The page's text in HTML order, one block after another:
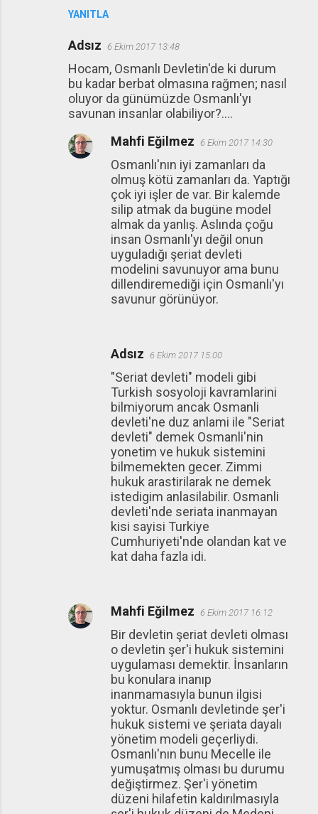
YANITLA
Adsız 6 Ekim 2017 13:48
Hocam, Osmanlı Devletin'de ki durum
bu kadar berbat olmasına rağmen; nasıl
oluyor da günümüzde Osmanlı'yı
savunan insanlar olabiliyor?....
Mahfi Eğilmez 6 Ekim 2017 14:30
Osmanlı'nın iyi zamanları da
olmuş kötü zamanları da. Yaptığı
çok iyi işler de var. Bir kalemde
silip atmak da bugüne model
almak da yanlış. Aslında çoğu
insan Osmanlı'yı değil onun
uyguladığı şeriat devleti
modelini savunuyor ama bunu
dillendiremediği için Osmanlı'yı
savunur görünüyor.
Adsız 6 Ekim 2017 15:00
"Seriat devleti" modeli gibi
Turkish sosyoloji kavramlarini
bilmiyorum ancak Osmanli
devleti'ne duz anlami ile "Seriat
devleti" demek Osmanli'nin
yonetim ve hukuk sistemini
bilmemekten gecer. Zimmi
hukuk arastirilarak ne demek
istedigim anlasilabilir. Osmanli
devleti'nde seriata inanmayan
kisi sayisi Turkiye
Cumhuriyeti'nde olandan kat ve
kat daha fazla idi.
Mahfi Eğilmez 6 Ekim 2017 16:12
Bir devletin şeriat devleti olması
o devletin şer'i hukuk sistemini
uygulaması demektir. İnsanların
bu konulara inanıp
inanmamasıyla bunun ilgisi
yoktur. Osmanlı devletinde şer'i
hukuk sistemi ve şeriata dayalı
yönetim modeli geçerliydi.
Osmanlı'nın bunu Mecelle ile
yumuşatmış olması bu durumu
değiştirmez. Şer'i yönetim
düzeni hilafetin kaldırılmasıyla